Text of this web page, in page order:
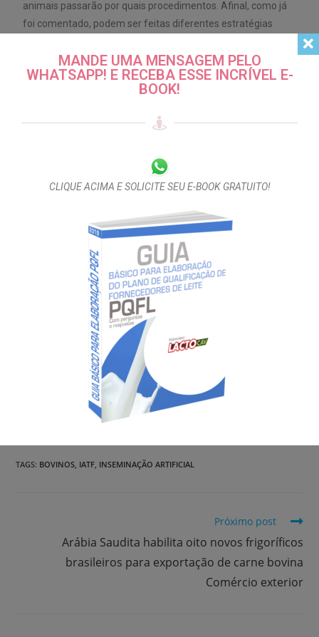
animais passarão por quais procedimentos. Afinal, como já
foi comentado, podem ser feitas diferentes estratégias
opções, conheça as vantagens, desvantagens, limitações,
uma nova tecnologia na propriedade. E para isso existem
muitos profissionais habilitados no mercado, que podem
esclarecer e auxiliar o produtor. Portanto, se você está em
dúvida se deve ou não investir em um programa reprodutivo
para uso de IATF, procure um médico veterinário que atue na
sua região implantando programas reprodutivos e veja quais
as melhores opções para sua situação.
Alessandra Nicacio, pesquisadora em reprodução animal da
Embrapa Gado de Corte
Compartilhar:
TAGS: BOVINOS IATF INSEMINAÇÃO ARTIFICIAL
Próximo post
Arábia Saudita habilita oito novos frigoríficos
brasileiros para exportação de carne bovina
Comércio exterior
MANDE UMA MENSAGEM PELO
WHATSAPP! E RECEBA ESSE INCRÍVEL E-
BOOK!
CLIQUE ACIMA E SOLICITE SEU E-BOOK GRATUITO!